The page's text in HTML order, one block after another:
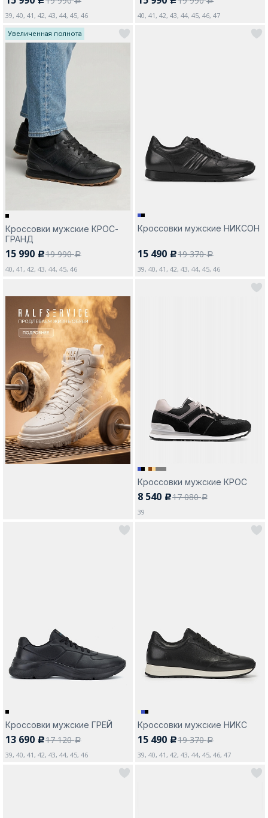
39, 40, 41, 42, 43, 44, 45, 46
40, 41, 42, 43, 44, 45, 46, 47
Увеличенная полнота
Кроссовки мужские КРОС-
ГРАНД
15 990 c19 990a
40, 41, 42, 43, 44, 45, 46
Кроссовки мужские НИКСОН
15 490 c19 370a
39, 40, 41, 42, 43, 44, 45, 46
Кроссовки мужские КРОС
8 540 c17 080a
39
Кроссовки мужские ГРЕЙ
13 690 c17 120a
39, 40, 41, 42, 43, 44, 45, 46
Кроссовки мужские НИКС
15 490 c19 370a
39, 40, 41, 42, 43, 44, 45, 46, 47